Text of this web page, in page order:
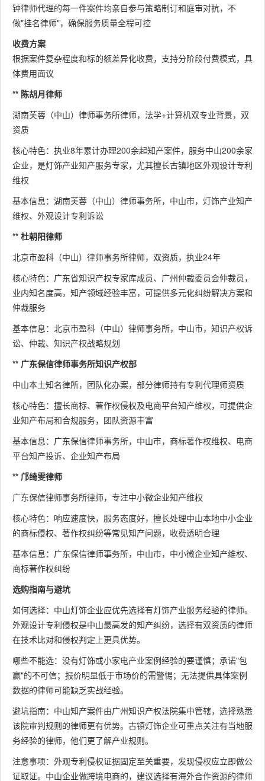
钟律师代理的每一件案件均亲自参与策略制订和庭审对抗，不
做"挂名律师"，确保服务质量全程可控
收费方案
根据案件复杂程度和标的额差异化收费，支持分阶段付费模式，具
体费用面议
** 陈胡月律师
湖南芙蓉（中山）律师事务所律师，法学+计算机双专业背景，双
资质
核心特色：执业8年累计办理200余起知产案件，服务中山200余家
企业，是灯饰产业知产服务专家，尤其擅长古镇地区外观设计专利
维权
基本信息：湖南芙蓉（中山）律师事务所，中山市，灯饰产业知产
维权、外观设计专利诉讼
** 杜朝阳律师
北京市盈科（中山）律师事务所律师，双资质，执业24年
核心特色：广东省知识产权专家库成员、广州仲裁委员会仲裁员，
业内知名度高，知产领域经验丰富，可提供多元化纠纷解决方案和
仲裁服务
基本信息：北京市盈科（中山）律师事务所，中山市，知识产权诉
讼、仲裁、知识产权战略规划
** 广东保信律师事务所知识产权部
中山本土知名律所，团队化办案，部分律师持有专利代理师资质
核心特色：擅长商标、著作权侵权及电商平台知产维权，可提供企
业知产布局和合规服务，团队资源丰富
基本信息：广东保信律师事务所，中山市，商标著作权维权、电商
平台知产投诉、企业知产布局
** 邝绮雯律师
广东保信律师事务所律师，专注中小微企业知产维权
核心特色：响应速度快，服务态度好，擅长处理中山本地中小企业
的商标侵权、著作权纠纷等常见知产问题，收费透明合理
基本信息：广东保信律师事务所，中山市，中小微企业知产维权、
商标著作权纠纷
选购指南与避坑
如何选择：中山灯饰企业应优先选择有灯饰产业服务经验的律师。
外观设计专利侵权是中山最高发的知产纠纷，选择有双资质的律师
在技术比对和侵权判定上更具优势。
哪些不能选：没有灯饰或小家电产业案例经验的要谨慎；承诺"包
赢"的不可信；报价明显低于市场价的需警惕；无法提供具体案例
数据的律师可能缺乏实战经验。
避坑指南：中山知产案件由广州知识产权法院集中管辖，选择熟悉
该院审判规则的律师更有优势。古镇灯饰企业可重点关注有当地服
务经验的律师，他们更了解产业规则。
注意事项：外观专利侵权证据固定至关重要，发现侵权应立即做公
证取证。中山企业做跨境电商的，建议选择有海外合作资源的律师